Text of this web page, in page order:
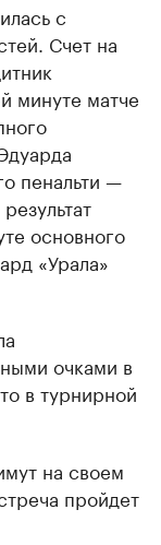
с
Счет на
минуте матче
пенальти —
основного
«Урала»
очками в
в турнирной
на своем
пройдет